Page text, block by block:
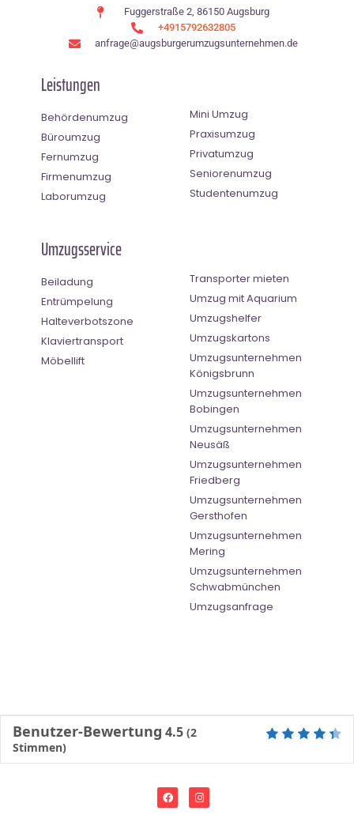
Fuggerstraße 2, 86150 Augsburg
+4915792632805
anfrage@augsburgerumzugsunternehmen.de
Leistungen
Behördenumzug
Büroumzug
Fernumzug
Firmenumzug
Laborumzug
Mini Umzug
Praxisumzug
Privatumzug
Seniorenumzug
Studentenumzug
Umzugsservice
Beiladung
Entrümpelung
Halteverbotszone
Klaviertransport
Möbellift
Transporter mieten
Umzug mit Aquarium
Umzugshelfer
Umzugskartons
Umzugsunternehmen
Königsbrunn
Umzugsunternehmen
Bobingen
Umzugsunternehmen
Neusäß
Umzugsunternehmen
Friedberg
Umzugsunternehmen
Gersthofen
Umzugsunternehmen
Mering
Umzugsunternehmen
Schwabmünchen
Umzugsanfrage
Benutzer-Bewertung 4.5 (2
Stimmen)